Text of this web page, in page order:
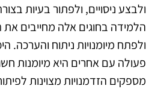
ולבצע ניסויים, ולפתור בעיות
הלמידה בחוגים אלה מחייבים את
ולפתח מיומנויות ניתוח והערכה.
פעולה עם אחרים היא מיומנות
מספקים הזדמנויות מצוינות